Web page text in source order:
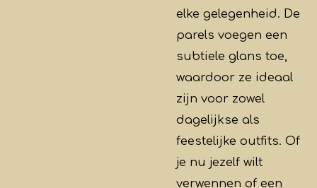
elke gelegenheid. De
parels voegen een
subtiele glans toe,
waardoor ze ideaal
zijn voor zowel
dagelijkse als
feestelijke outfits. Of
je nu jezelf wilt
verwennen of een